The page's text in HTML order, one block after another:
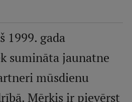
1999. gada
sumināta jaunatne
mūsdienu
Mērķis ir pievērst